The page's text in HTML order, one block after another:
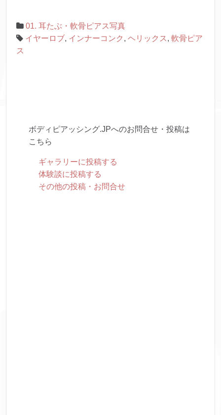
01. 耳たぶ・軟骨ピアス写真
イヤーロブ, インナーコンク , ヘリックス , 軟骨ピア
ス
ボディピアッシング.JPへのお問合せ・投稿は
こちら
ギャラリーに投稿する
体験談に投稿する
その他の投稿・お問合せ